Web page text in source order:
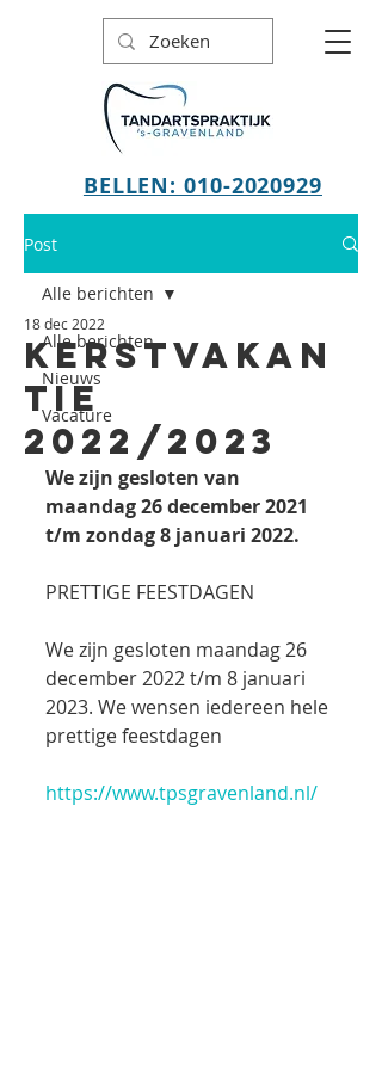
BELLEN: 010-2020929
Post
Alle berichten
Nieuws
Vacature
Alle berichten
KERSTVAKAN
TIE
2022/2023
18 dec 2022
We zijn gesloten van
maandag 26 december 2021
t/m zondag 8 januari 2022.
PRETTIGE FEESTDAGEN
We zijn gesloten maandag 26
december 2022 t/m 8 januari
2023. We wensen iedereen hele
prettige feestdagen
https://www.tpsgravenland.nl/